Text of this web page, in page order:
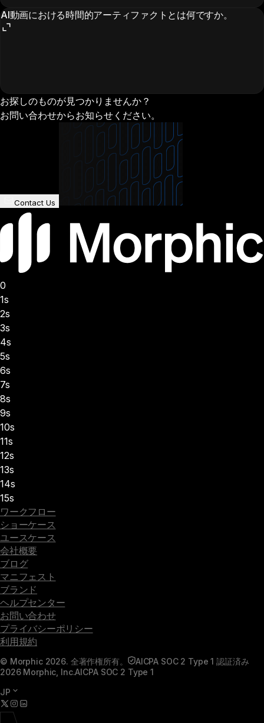
AI動画における時間的アーティファクトとは何ですか。
お探しのものが見つかりませんか？
お問い合わせからお知らせください。
Contact Us
0
1s
2s
3s
4s
5s
6s
7s
8s
9s
10s
11s
12s
13s
14s
15s
ワークフロー
ショーケース
ユースケース
会社概要
ブログ
マニフェスト
ブランド
ヘルプセンター
お問い合わせ
プライバシーポリシー
利用規約
© Morphic 2026. 全著作権所有。
AICPA SOC 2 Type 1 認証済み
2026 Morphic, Inc.AICPA SOC 2 Type 1
JP